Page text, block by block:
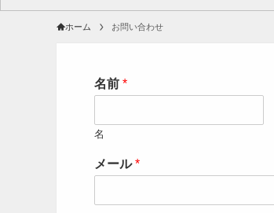
ホーム お問い合わせ
名前 *
名
メール*